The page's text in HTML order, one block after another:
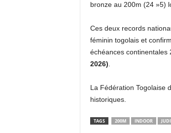
bronze au 200m (24 »5)
Ces deux records
féminin togolais et
échéances continentales
2026)
La Fédération Togolaise
historiques.
TAGS 200M INDOOR